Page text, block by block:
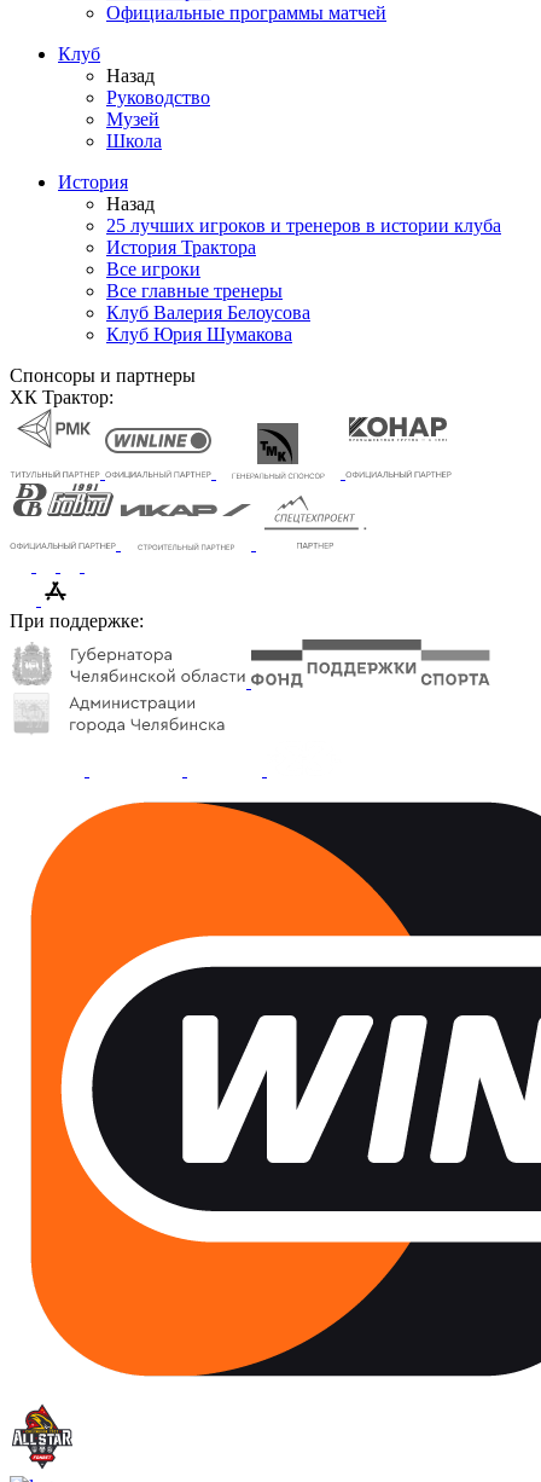
Официальные программы матчей
Клуб
Назад
Руководство
Музей
Школа
История
Назад
25 лучших игроков и тренеров в истории клуба
История Трактора
Все игроки
Все главные тренеры
Клуб Валерия Белоусова
Клуб Юрия Шумакова
Спонсоры и партнеры
ХК Трактор:
При поддержке: